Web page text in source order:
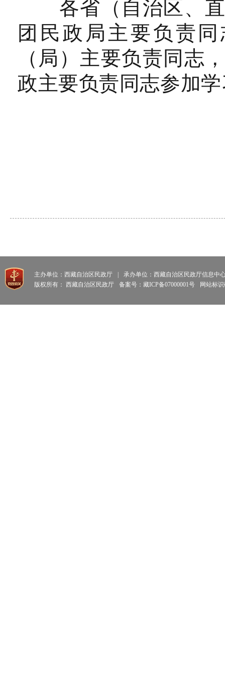
各省（自治区、直
团民政局主要负责
（局）主要负责同志
政主要负责同志参加
主办单位：西藏自治区民政厅
承办单位：西藏自治区民政厅信息中
版权所有： 西藏自治区民政厅
备案号：藏ICP备07000001号 网站标识